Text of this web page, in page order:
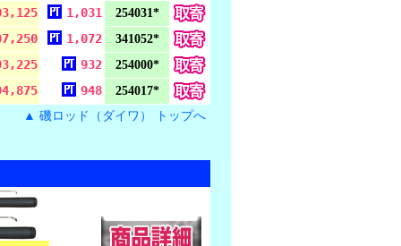
1,031 254031*
1,072 341052*
932 254000*
948
254017*
▲ 磯ロッド（ダイワ） トップへ